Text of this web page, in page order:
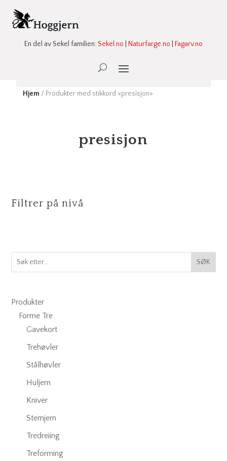
En del av Sekel familien:Sekel.no Naturfarge.no Fagarv.no
Ønskeliste -
Hjem / Produkter med stikkord «presisjon»
presisjon
Filtrer på nivå
SØK
Produkter
Forme Tre
Gavekort
Trehøvler
Stålhøvler
Huljern
Kniver
Stemjern
Tredreiing
Treforming